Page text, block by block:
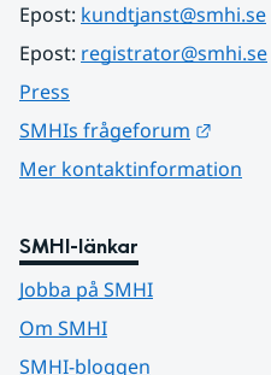
Epost: kundtjanst@smhi.se
Epost: registrator@smhi.se
Press
SMHIs frågeforum
Mer kontaktinformation
SMHI-länkar
Jobba på SMHI
Om SMHI
SMHI-bloggen